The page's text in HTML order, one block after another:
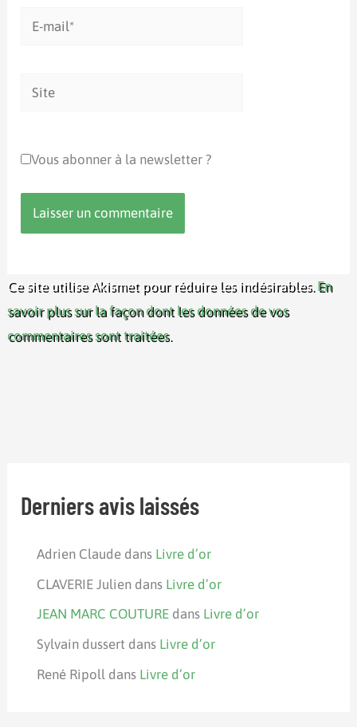
Site
Vous abonner à la newsletter ?
Ce site utilise Akismet pour réduire les indésirables. En
savoir plus sur la façon dont les données de vos
commentaires sont traitées.
Derniers avis laissés
Adrien Claude dans Livre d’or
CLAVERIE Julien dans Livre d’or
JEAN MARC COUTURE dans Livre d’or
Sylvain dussert dans Livre d’or
René Ripoll dans Livre d’or